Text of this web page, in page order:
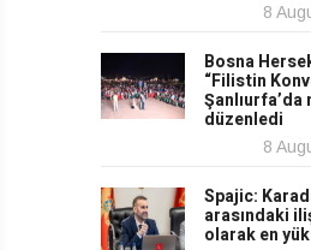
8
Bosna
“Filistin
düzenledi
8
Spajic:
arasındaki
olarak en